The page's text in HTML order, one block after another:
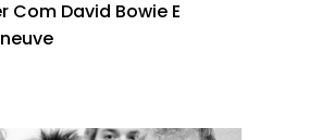
Com David Bowie E